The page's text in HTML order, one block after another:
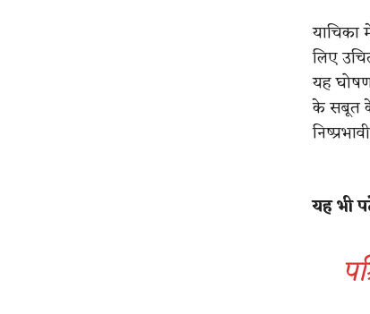
याचिका
लिए
यह
के सबूत
यह भी